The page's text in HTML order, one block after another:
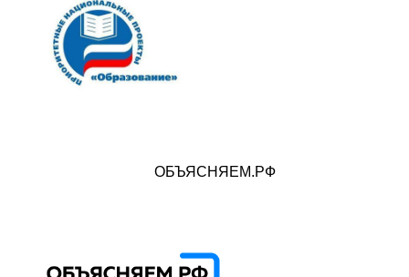
ОБЪЯСНЯЕМ.РФ